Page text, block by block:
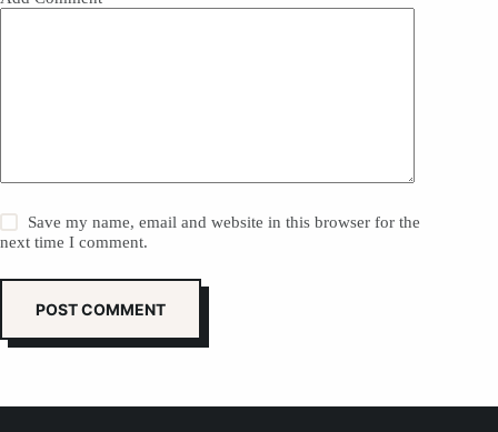
Save my name, email and website in this browser for the
next time I comment.
POST COMMENT